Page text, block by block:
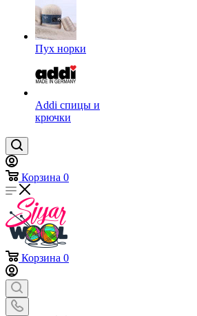
Пух норки
Addi спицы и
крючки
Корзина 0
Корзина 0